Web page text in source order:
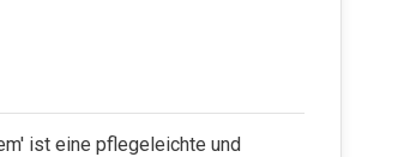
ist eine pflegeleichte und